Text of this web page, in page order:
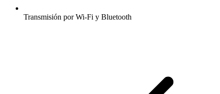
Transmisión por Wi-Fi y Bluetooth